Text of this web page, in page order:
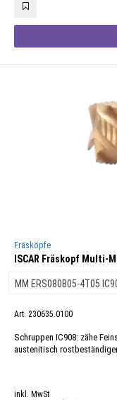
Fräsköpfe
ISCAR Fräskopf Multi-
Art. 230635.0100
Schruppen IC908: zähe
austenitisch
inkl. MwSt